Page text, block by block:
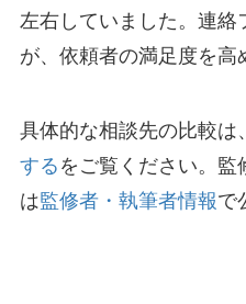
左右していました。連
が、依頼者の満足度を高
具体的な相談先の比較は、
するをご覧ください。
は監修者・執筆者情報で